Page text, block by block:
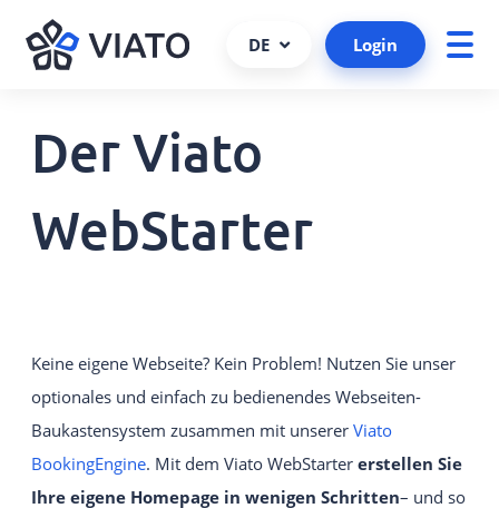
Über uns
Kundenreferenzen
Schnittstellen
Karriere
ALLE PRODUKTE UND SERVICES
Consulting, Support und mehr.
Ihre Website.
VIATO WEBSTARTER
Presseportal
DE Login
Der Viato
WebStarter
Keine eigene Webseite? Kein Problem! Nutzen Sie unser
optionales und einfach zu bedienendes Webseiten-
Baukastensystem zusammen mit unserer Viato
BookingEngine. Mit dem Viato WebStarter erstellen Sie
Ihre eigene Homepage in wenigen Schritten– und so